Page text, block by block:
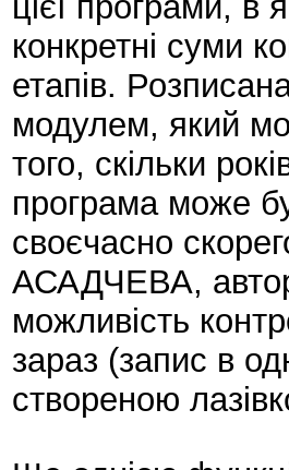
конкретні суми
етапів.
модулем, який
того, скільки
програма може
своєчасно
АСАДЧЕВА,
можливість
зараз (запис в
створеною